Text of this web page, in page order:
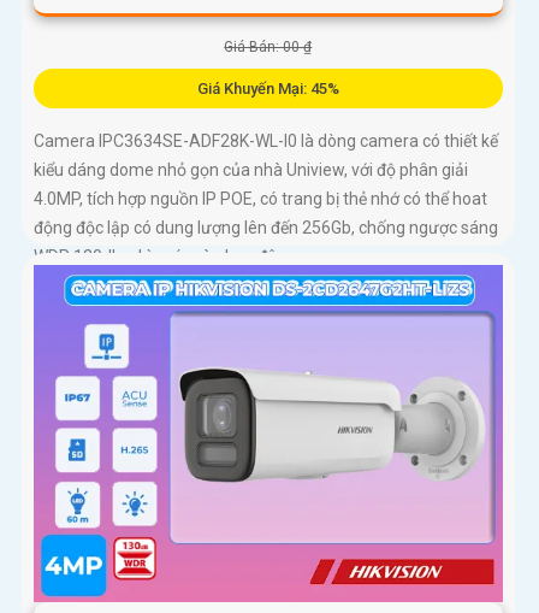
Giá Bán: 00 ₫
Giá Khuyến Mại: 45%
Camera IPC3634SE-ADF28K-WL-I0 là dòng camera có thiết kế
kiểu dáng dome nhỏ gọn của nhà Uniview, với độ phân giải
4.0MP, tích hợp nguồn IP POE, có trang bị thẻ nhớ có thể hoat
động độc lập có dung lượng lên đến 256Gb, chống ngược sáng
WDR 120db, nhìn có màu ban đêm